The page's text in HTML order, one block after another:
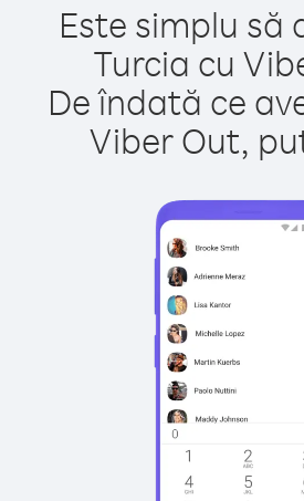
Este simplu să
Turcia cu
De îndată ce
Viber Out,